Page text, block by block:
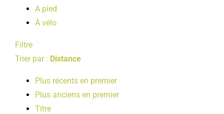
A pied
À vélo
Filtre
Trier par : Distance
Plus récents en premier
Plus anciens en premier
Titre